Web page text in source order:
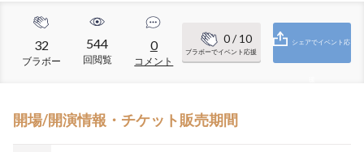
32
ブラボー
544
回閲覧
0
コメント
0/ 10
ブラボーでイベント応援
シェアでイベント応
開場/開演情報・チケット販売期間